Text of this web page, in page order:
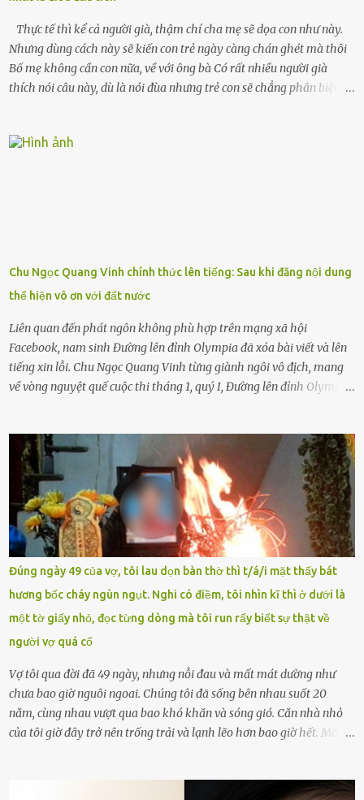
chiếc xe buýt cuối ngày, trốn chạy khỏi thành phố và nỗi đau. Tôi v...
Thực tế thì kể cả người già, thậm chí cha mẹ sẽ dọa con như này.
Nhưng dùng cách này sẽ kiến con trẻ ngày càng chán ghét mà thôi
Bố mẹ không cần con nữa, về với ông bà Có rất nhiều người già
thích nói câu này, dù là nói đùa nhưng trẻ con sẽ chẳng phân biệt
khuyên nhủ con thật cẩn thận. Nếu cháu không nghe lời, cảnh sát
để được giúp đỡ thì có thể sẽ bỏ lỡ cơ hội và gặp nguy hiểm. Trẻ con
có biết gì đâu Nhiều người cứ coi trẻ còn nhỏ nên dù có phạm sai
lầm, thì họ cũng không trách mắng. Nhưng nếu người lớn tuổi
không dạy con cẩn...
Chu Ngọc Quang Vinh chính thức lên tiếng: Sau khi đăng nội dung
thể hiện vô ơn với đất nước
Liên quan đến phát ngôn không phù hợp trên mạng xã hội
Facebook, nam sinh Đường lên đỉnh Olympia đã xóa bài viết và lên
tiếng xin lỗi. Chu Ngọc Quang Vinh từng giành ngôi vô địch, mang
về vòng nguyệt quế cuộc thi tháng 1, quý I, Đường lên đỉnh Olympia.
chưa phù hợp, gây xôn xao, bức xúc trong dư luận. Ngay sau đó,
Trường THPT Chuyên Nguyễn Tất Thành báo cáo xác nhận tài
khoản Chu Vinh là của học sinh Chu Ngọc Quang Vinh, lớp 12 Anh
của nhà trường. Nam sinh này từng giành ngôi vô địch, mang về
vòng nguyệt quế cuộc thi tháng 1, quý I, Đường lên đỉnh Olympia
năm thứ 24. Quá trình giáo dục, học sinh Chu Ngọc Quang Vinh đã
nhận thức được nội dung bài viết của bản thân trên mạng xã hội
ngày 1.9 là chưa phù hợp nên đã chủ động gỡ bài viết và đăng bài
xin lỗi trên trang Facebook cá nhân. Chu Ngọc Quang Vinh làm việc
với cơ quan chức năng. Ảnh: Đơn vị cung...
Đúng ngày 49 của vợ, tôi lau dọn bàn thờ thì t/á/i mặt thấy bát
hương bốc cháy ngùn ngụt. Nghi có điềm, tôi nhìn kĩ thì ở dưới là
một tờ giấy nhỏ, đọc từng dòng mà tôi run rẩy biết sự thật về
người vợ quá cố
Vợ tôi qua đời đã 49 ngày, nhưng nỗi đau và mất mát dường như
chưa bao giờ nguôi ngoai. Chúng tôi đã sống bên nhau suốt 20
năm, cùng nhau vượt qua bao khó khăn và sóng gió. Căn nhà nhỏ
của tôi giờ đây trở nên trống trải và lạnh lẽo hơn bao giờ hết. Mỗi
rơi vào khoảng trống vô tận, chẳng còn muốn làm gì ngoài việc